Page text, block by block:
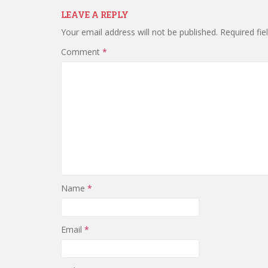
LEAVE A REPLY
Your email address will not be published. Required
Comment *
Name *
Email *